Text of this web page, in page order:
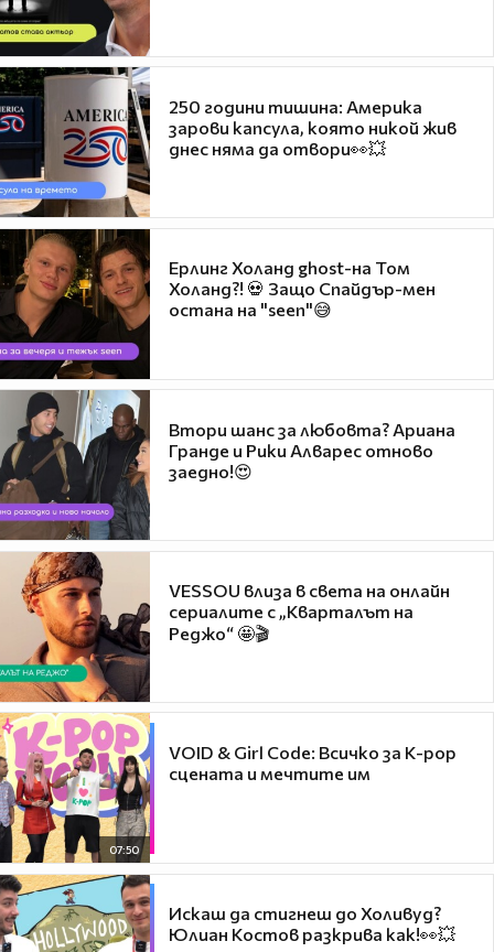
250 години тишина: Америка
зарови капсула, която никой жив
днес няма да отвори👀💥
Ерлинг Холанд ghost-на Том
Холанд?! 💀 Защо Спайдър-мен
остана на "seen"😅
Втори шанс за любовта? Ариана
Гранде и Рики Алварес отново
заедно!😍
VESSOU влиза в света на онлайн
сериалите с „Кварталът на
Реджо“ 🤩🎬
07:50
VOID & Girl Code: Всичко за K-pop
сцената и мечтите им
Искаш да стигнеш до Холивуд?
Юлиан Костов разкрива как!👀💥